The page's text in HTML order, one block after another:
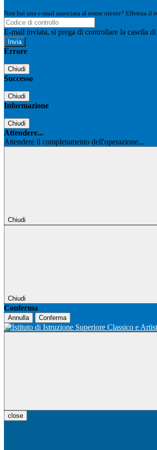
Non hai una e-mail associata al nome utente? Effettua il
E-mail inviata, si prega di controllare la casella
Errore
Chiudi
Successo
Chiudi
Informazione
Chiudi
Attendere...
Attendere il completamento dell'operazione...
Chiudi
Chiudi
Conferma
Annulla Conferma
close